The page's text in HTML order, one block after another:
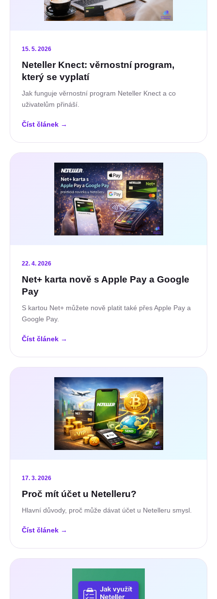
15. 5. 2026
Neteller Knect: věrnostní program,
který se vyplatí
Jak funguje věrnostní program Neteller Knect a co
uživatelům přináší.
Číst článek →
22. 4. 2026
Net+ karta nově s Apple Pay a Google
Pay
S kartou Net+ můžete nově platit také přes Apple Pay a
Google Pay.
Číst článek →
17. 3. 2026
Proč mít účet u Netelleru?
Hlavní důvody, proč může dávat účet u Netelleru smysl.
Číst článek →